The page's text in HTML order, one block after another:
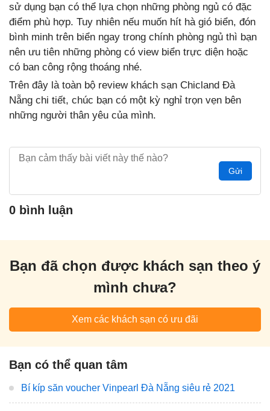
sử dụng bạn có thể lựa chọn những phòng ngủ có đặc
điểm phù hợp. Tuy nhiên nếu muốn hít hà gió biển, đón
bình minh trên biển ngay trong chính phòng ngủ thì bạn
nên ưu tiên những phòng có view biển trực diện hoặc
có ban công rộng thoáng nhé.
Trên đây là toàn bộ review khách sạn Chicland Đà
Nẵng chi tiết, chúc bạn có một kỳ nghỉ trọn vẹn bên
những người thân yêu của mình.
Gửi
0 bình luận
Bạn đã chọn được khách sạn theo ý
mình chưa?
Xem các khách sạn có ưu đãi
Bạn có thể quan tâm
Bí kíp săn voucher Vinpearl Đà Nẵng siêu rẻ 2021